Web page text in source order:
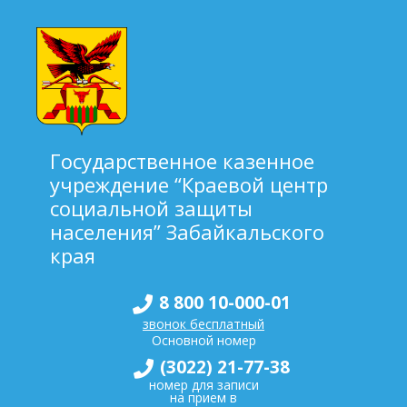
Государственное казенное
учреждение “Краевой центр
социальной защиты
населения” Забайкальского
края
8 800 10-000-01
звонок бесплатный
Основной номер
(3022) 21-77-38
номер для записи
на прием в